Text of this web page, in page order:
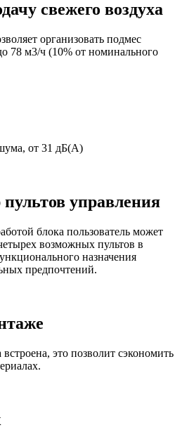
свежего воздуха
организовать подмес
78 м3/ч (10% от номинального
от 31 дБ(А)
управления
блока пользователь может
возможных пультов в
назначения
предпочтений.
это позволит сэкономить